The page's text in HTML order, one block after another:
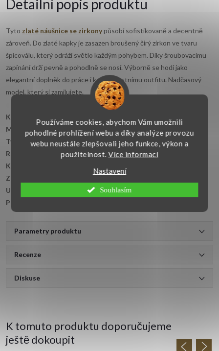
Používáme cookies, abychom Vám umožnili
pohodlné prohlížení webu a díky analýze provozu
webu neustále zlepšovali jeho funkce, výkon a
použitelnost.Více informací
Nastavení
Souhlasím
Detailní popis produktu
Tyto zlaté náušnice se zirkonypůsobí sofistikovaně a decentně
zároveň. Do zlaté kapky je zasazen broušený čirý zirkon ve tvaru
špicoválu, který odráží světlo každým pohybem. Díky šroubovacímu
zapínání drží pevně a pohodlně se nosí. Výborně se hodí jako
elegantní doplněk do práce i ke slavnostnímu outfitu. Nadčasový
model, který si zamilujete.
Klíčové vlastnosti:
Materiál:
žluté zlato 14kt. 585/1000
Tvar:
kapkovitý
Rozměr:
11x7 mm
Kámen:
Zapínání:
Určení:
Povrchová úprava:
Parametry produktu
Recenze
Diskuse
K tomuto produktu doporučujeme
ještě dokoupit